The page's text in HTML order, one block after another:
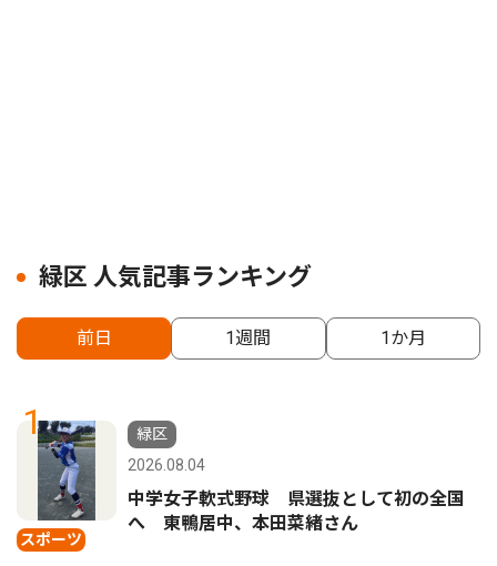
緑区 人気記事ランキング
前日 1週間 1か月
1
スポーツ
緑区
2026.08.04
中学女子軟式野球 県選抜として初の全国
へ 東鴨居中、本田菜緒さん